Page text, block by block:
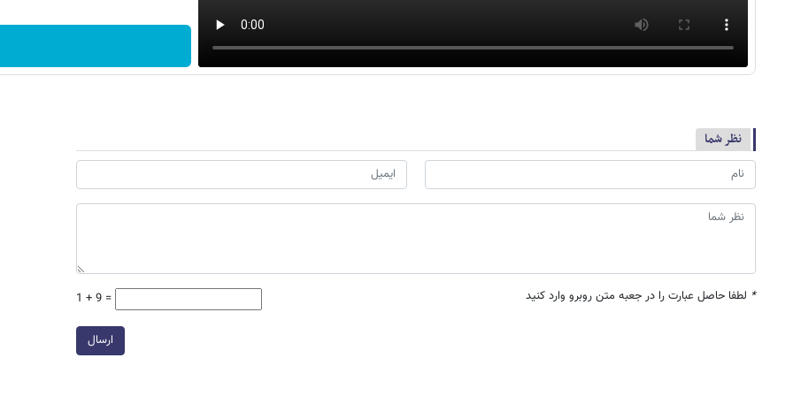
نظر شما
* لطفا حاصل عبارت را در جعبه متن روبرو وارد کنید 1 + 9 =
ارسال